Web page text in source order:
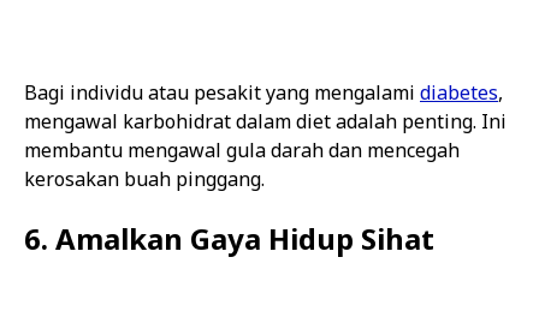
Bagi individu atau pesakit yang mengalami diabetes,
mengawal karbohidrat dalam diet adalah penting. Ini
membantu mengawal gula darah dan mencegah
kerosakan buah pinggang.
6. Amalkan Gaya Hidup Sihat